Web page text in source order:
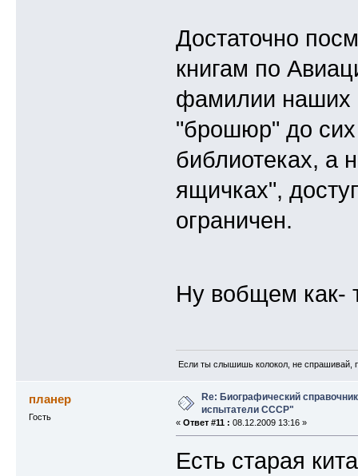
Достаточно
книгам по
фамилии наших
"брошюр" до сих
библиотеках, а
ящичках",
ограничен.
Ну вобщем как-
Если ты слышишь колокол, не спрашивай,
планер
Гость
Re: Биографический
испытатели СССР"
« Ответ #11 : 08.12.2009 13:16 »
Есть старая